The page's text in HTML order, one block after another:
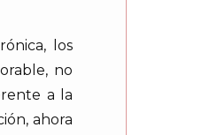
los
no
a la
ahora